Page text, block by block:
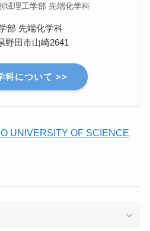
域理工学部 先端化学科
部 先端化学科
田市山崎2641
科について >>